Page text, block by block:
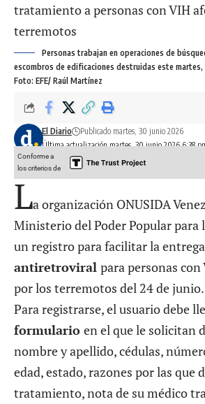
Personas trabajan en operaciones de
escombros de edificaciones destruidas este martes,
Foto: EFE/ Raúl Martínez
Última actualización martes, 30 junio 2026 6:38
El Diario Publicado martes, 30 junio 2026
Conforme a
los criterios de
La organización ONUSIDA
Ministerio del Poder Popular para
un registro para facilitar la
antiretroviral para personas con
por los terremotos del 24 de junio.
Para registrarse, el usuario debe
formulario en el que le solicitan
nombre y apellido, cédulas,
edad, estado, razones por las que
tratamiento, nota de su médico